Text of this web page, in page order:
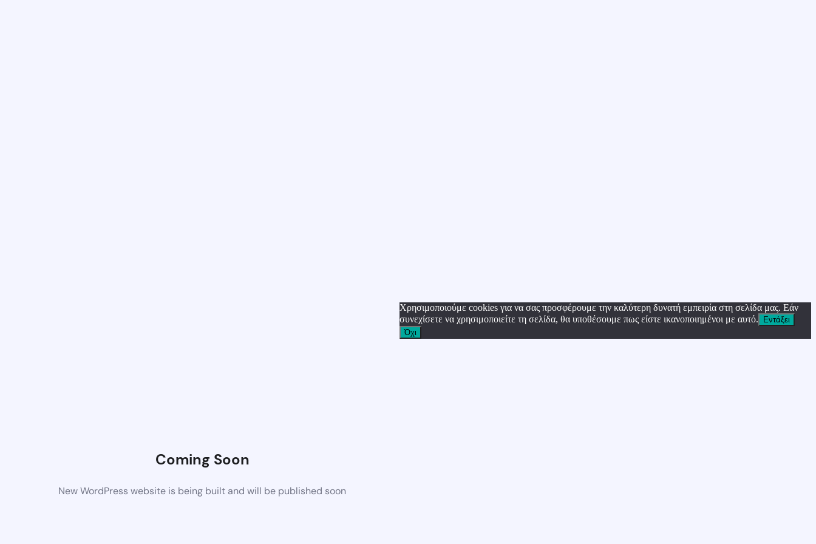
Coming Soon
New WordPress website is being built and will be published soon
Χρησιμοποιούμε cookies για να σας προσφέρουμε την καλύτερη δυνατή εμπειρία στη σελίδα μας. Εάν
συνεχίσετε να χρησιμοποιείτε τη σελίδα, θα υποθέσουμε πως είστε ικανοποιημένοι με αυτό.
Εντάξει
Όχι